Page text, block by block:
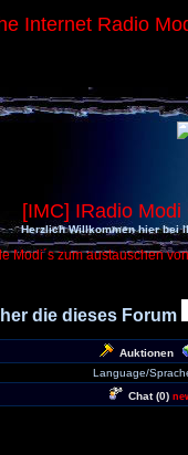
Internet Radio
[IMC] IRadio
Herzlich Willkommen hier bei
Modi´s zum austauschen
die dieses Forum
Auktionen
Language/
Chat (0)